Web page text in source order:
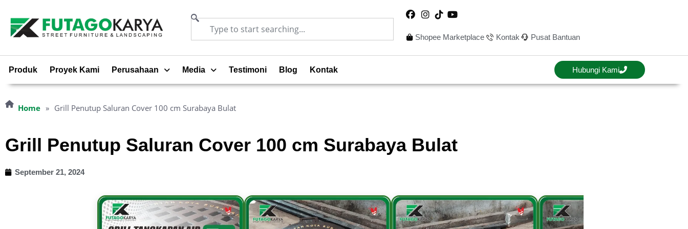
Shopee Marketplace Kontak Pusat Bantuan
Produk Proyek Kami Perusahaan Media Testimoni Blog Kontak Hubungi Kami
Home » Grill Penutup Saluran Cover 100 cm Surabaya Bulat
Grill Penutup Saluran Cover 100 cm Surabaya Bulat
September 21, 2024